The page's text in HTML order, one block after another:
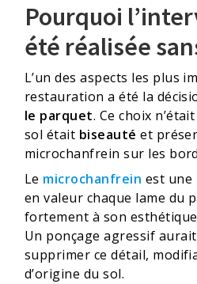
Pourquoi
été réalisée
L’un des aspects les plus
restauration a été la
le parquet. Ce choix
sol était biseauté et
microchanfrein sur les
Le microchanfrein est une
en valeur chaque lame du
fortement à son
Un ponçage agressif
supprimer ce détail,
d’origine du sol.